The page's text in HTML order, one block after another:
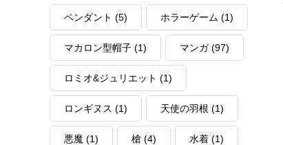
ペンダント (5) ホラーゲーム (1)
マカロン型帽子 (1) マンガ(97)
ロミオ&ジュリエット (1)
ロンギヌス (1) 天使の羽根 (1)
悪魔 (1) 槍 (4) 水着 (1)